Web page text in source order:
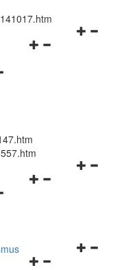
Navigationsmenü
Navigationsmenü
Navigationsmenü